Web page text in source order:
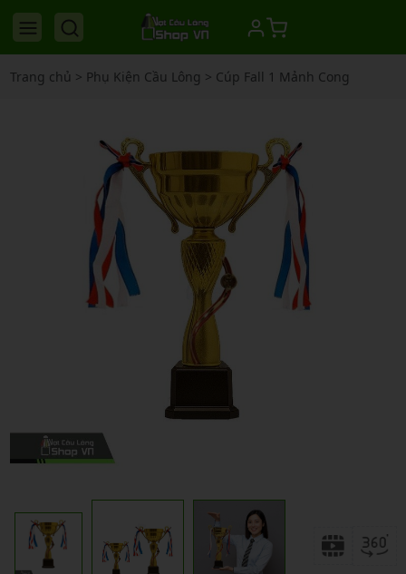
Trang chủ > Phụ Kiện Cầu Lông > Cúp Fall 1 Mảnh Cong